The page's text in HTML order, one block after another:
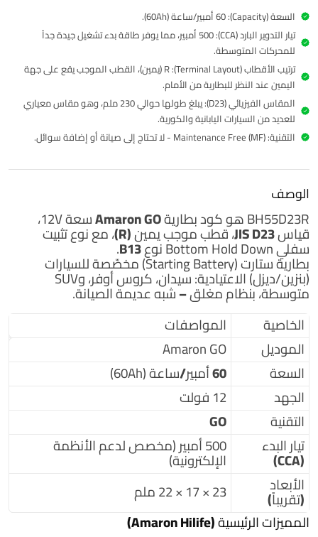
السعة (Capacity): 60 أمبير/ساعة (60Ah).
تيار التدوير البارد (CCA): 500 أمبير، مما يوفر طاقة بدء تشغيل جيدة جداً
للمحركات المتوسطة.
ترتيب الأقطاب (Terminal Layout): R (يمين)، القطب الموجب يقع على جهة
اليمين عند النظر للبطارية من الأمام.
المقاس الفيزيائي (D23): يبلغ طولها حوالي 230 ملم، وهو مقاس معياري
للعديد من السيارات اليابانية والكورية.
التقنية: Maintenance Free (MF) - لا تحتاج إلى صيانة أو إضافة سوائل.
الوصف
BH55D23R هو كود بطارية Amaron GO سعة 12V،
قياسJIS D23، قطب موجب يمين(R) ، مع نوع تثبيت
سفلي Bottom Hold Down نوع B13
.
بطارية ستارت (Starting Battery) مخصّصة للسيارات
(بنزين/ديزل) الاعتيادية: سيدان، كروس أوفر، وSUV
متوسطة، بنظاممغلق – شبه عديمة الصيانة.
الخاصية
المواصفات
الموديل
Amaron GO
السعة
60 أمبير/ساعة
(60Ah)
الجهد
12 فولت
التقنية
GO
تيار البدء
(CCA)
500أمبير(مخصص لدعم الأنظمة
الإلكترونية)
الأبعاد
(تقريباً)
23 × 17 × 22 ملم
المميزات الرئيسية (Amaron Hilife)